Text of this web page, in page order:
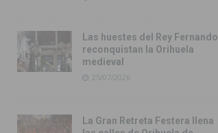
Las huestes del Rey Fernando
reconquistan la Orihuela
medieval
25/07/2026
La Gran Retreta Festera llena